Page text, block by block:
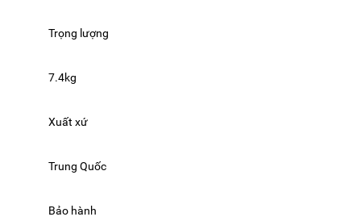
Trọng lượng
7.4kg
Xuất xứ
Trung Quốc
Bảo hành